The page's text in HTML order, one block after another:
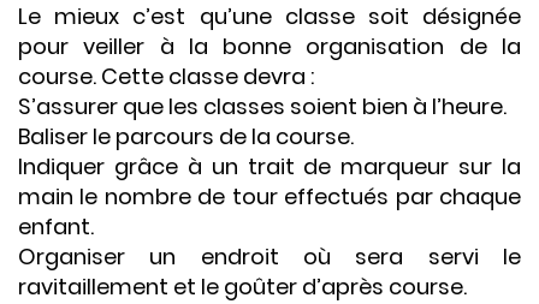
Le mieux c’est qu’une classe soit désignée
pour veiller à la bonne organisation de la
course. Cette classe devra :
S’assurer que les classes soient bien à l’heure.
Baliser le parcours de la course.
Indiquer grâce à un trait de marqueur sur la
main le nombre de tour effectués par chaque
enfant.
Organiser un endroit où sera servi le
ravitaillement et le goûter d’après course.